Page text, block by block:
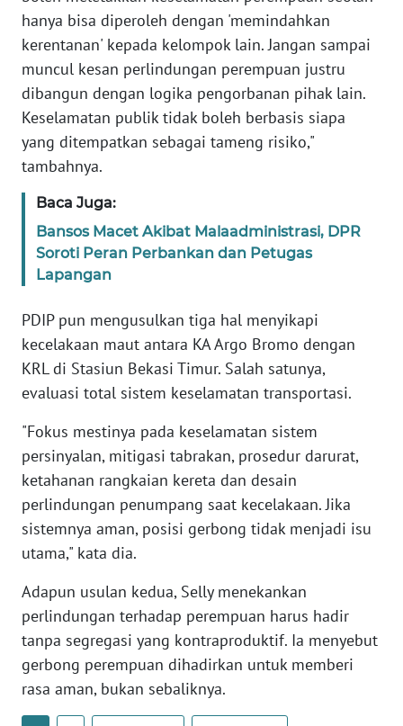
hanya bisa diperoleh dengan 'memindahkan
kerentanan' kepada kelompok lain. Jangan sampai
muncul kesan perlindungan perempuan justru
dibangun dengan logika pengorbanan pihak lain.
Keselamatan publik tidak boleh berbasis siapa
yang ditempatkan sebagai tameng risiko,"
tambahnya.
Baca Juga:
Bansos Macet Akibat Malaadministrasi, DPR
Soroti Peran Perbankan dan Petugas
Lapangan
PDIP pun mengusulkan tiga hal menyikapi
kecelakaan maut antara KA Argo Bromo dengan
KRL di Stasiun Bekasi Timur. Salah satunya,
evaluasi total sistem keselamatan transportasi.
"Fokus mestinya pada keselamatan sistem
persinyalan, mitigasi tabrakan, prosedur darurat,
ketahanan rangkaian kereta dan desain
perlindungan penumpang saat kecelakaan. Jika
sistemnya aman, posisi gerbong tidak menjadi isu
utama," kata dia.
Adapun usulan kedua, Selly menekankan
perlindungan terhadap perempuan harus hadir
tanpa segregasi yang kontraproduktif. Ia menyebut
gerbong perempuan dihadirkan untuk memberi
rasa aman, bukan sebaliknya.
NTT
WN
KEPRI
PAPUA
WN
BARAT
WN
WN
SERAMBI
JAMBI
WN
SULTRA
WN
WN
SULTENG
WN